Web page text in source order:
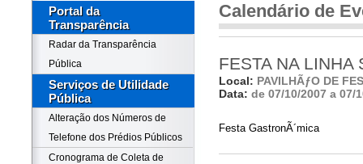
Portal da
Transparência
Radar da Transparência
Pública
Serviços de Utilidade
Pública
Alteração dos Números de
Telefone dos Prédios Públicos
Cronograma de Coleta de
Calendário de
FESTA NA LINHA
Local: PAVILHÃƒO DE
Data: de 07/10/2007 a 07/
Festa GastronÃ´mica